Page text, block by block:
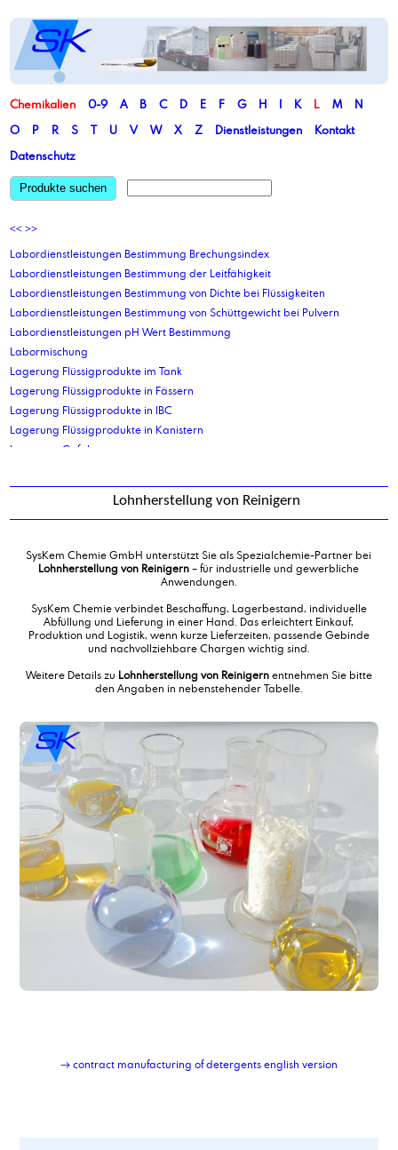
Chemikalien 0-9 A B C D E F G H I K L M
N
O
P R S T U V W X Z Dienstleistungen
Kontakt
Datenschutz
Produkte suchen
<< >>
Labordienstleistungen Bestimmung Brechungsindex
Labordienstleistungen Bestimmung der Leitfähigkeit
Labordienstleistungen Bestimmung von Dichte bei Flüssigkeiten
Labordienstleistungen Bestimmung von Schüttgewicht bei Pulvern
Labordienstleistungen pH Wert Bestimmung
Labormischung
Lagerung Flüssigprodukte im Tank
Lagerung Flüssigprodukte in Fässern
Lagerung Flüssigprodukte in IBC
Lagerung Flüssigprodukte in Kanistern
Lagerung Gefahrgut
Lagerung Stückgut
Laureth 7
Laurinsäure
Lauryl/Myristylalkohol 75/25
Laurylalkoholethoxylat 3 EO
Linolsäure
Lohnabfüllung Flüssigprodukte in Kanister bis 30ltr
Lohnabfüllung Gefahrgut in Flaschen
Lohnabfüllung in Flaschen
Lohnabfüllung Kleingebinde
Lohnabfüllung Kleingebinde Feststoffe
Lohnabfüllung von Feststoffen in Beutel
Lohnabfüllung von Feststoffen in Deckelfässer
Lohnabfüllung von Feststoffen in Eimer
Lohnabfüllung von Fetten und Pasten
Lohnherstellung von chemisch-technischen Produkten
Lohnherstellung von Emulgatoren
Lohnherstellung von öligen Produkten
Lohnherstellung von Produkten auf Lösemittelbasis
Lohnherstellung von Reinigern
SysKem Chemie GmbH unterstützt Sie als Spezialchemie-Partner bei
Lohnherstellung von Reinigern– für industrielle und gewerbliche
Anwendungen.
SysKem Chemie verbindet Beschaffung, Lagerbestand, individuelle
Abfüllung und Lieferung in einer Hand. Das erleichtert Einkauf,
Produktion und Logistik, wenn kurze Lieferzeiten, passende Gebinde
und nachvollziehbare Chargen wichtig sind.
Weitere Details zu Lohnherstellung von Reinigernentnehmen Sie bitte
den Angaben in nebenstehender Tabelle.
→ contract manufacturing of detergents english version